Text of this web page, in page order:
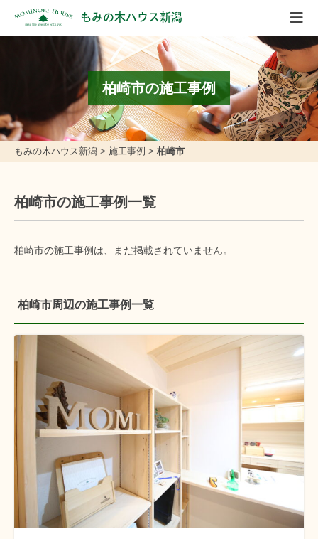
もみの木ハウス新潟
柏崎市の施工事例
もみの木ハウス新潟 > 施工事例 > 柏崎市
柏崎市の施工事例一覧
柏崎市の施工事例は、まだ掲載されていません。
柏崎市周辺の施工事例一覧